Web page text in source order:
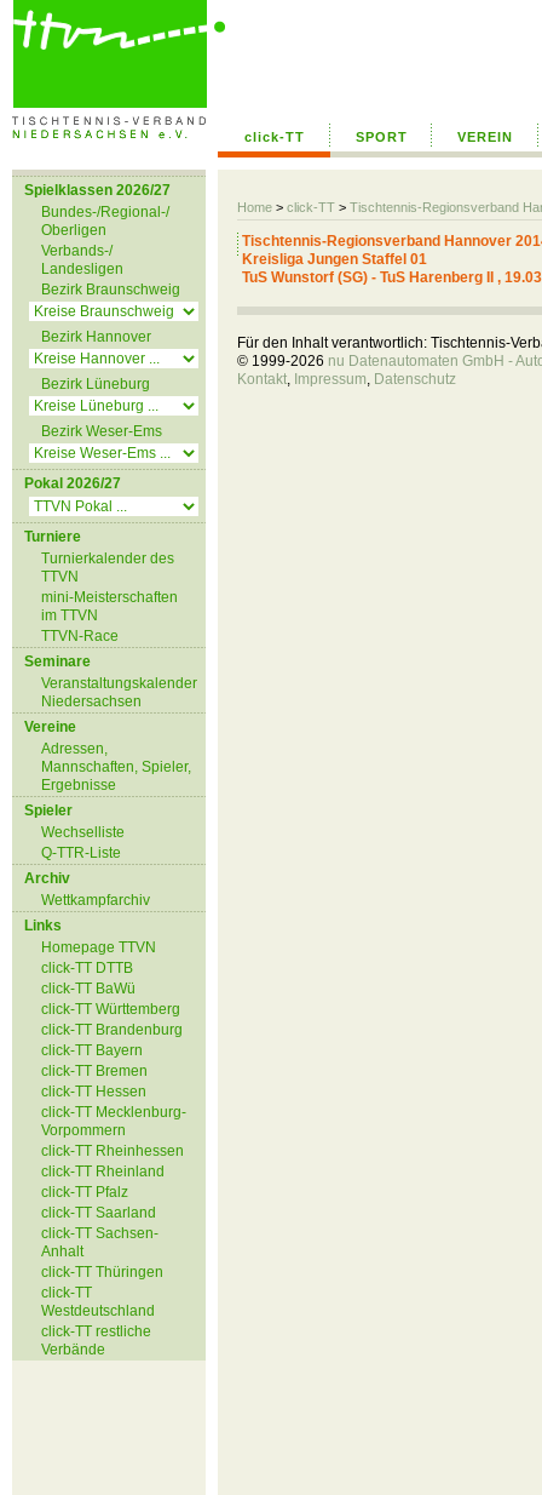
click-TT SPORT VEREIN
Home > click-TT > Tischtennis-Regionsverband
Spielklassen 2026/27
Bundes-/Regional-/
Oberligen
Verbands-/
Landesligen
Bezirk Braunschweig
Bezirk Hannover
Bezirk Lüneburg
Bezirk Weser-Ems
Pokal 2026/27
Turniere
Turnierkalender des
TTVN
mini-Meisterschaften
im TTVN
TTVN-Race
Seminare
Veranstaltungskalender
Niedersachsen
Vereine
Adressen,
Mannschaften, Spieler,
Ergebnisse
Spieler
Wechselliste
Q-TTR-Liste
Archiv
Wettkampfarchiv
Links
Homepage TTVN
click-TT DTTB
click-TT BaWü
click-TT Württemberg
click-TT Brandenburg
click-TT Bayern
click-TT Bremen
click-TT Hessen
click-TT Mecklenburg-
Vorpommern
click-TT Rheinhessen
click-TT Rheinland
click-TT Pfalz
click-TT Saarland
click-TT Sachsen-
Anhalt
click-TT Thüringen
click-TT
Westdeutschland
click-TT restliche
Verbände
Tischtennis-Regionsverband Hannover
Kreisliga Jungen Staffel 01
TuS Wunstorf (SG) - TuS Harenberg II ,
Für den Inhalt verantwortlich: Tischtennis-
© 1999-2026 nu Datenautomaten GmbH -
Kontakt, Impressum, Datenschutz